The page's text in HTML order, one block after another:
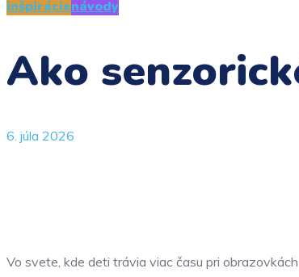
inšpirácienávody
Ako
6. júla 2026
Vo svete, kde deti trávia viac času pri